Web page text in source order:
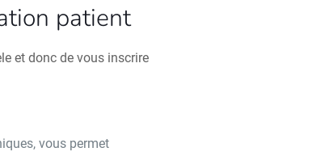
patient
et donc de vous inscrire
vous permet